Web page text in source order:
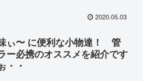
2020.05.03
ぃ〜 に便利な小物達！ 管
ー必携のオススメを紹介です
・・